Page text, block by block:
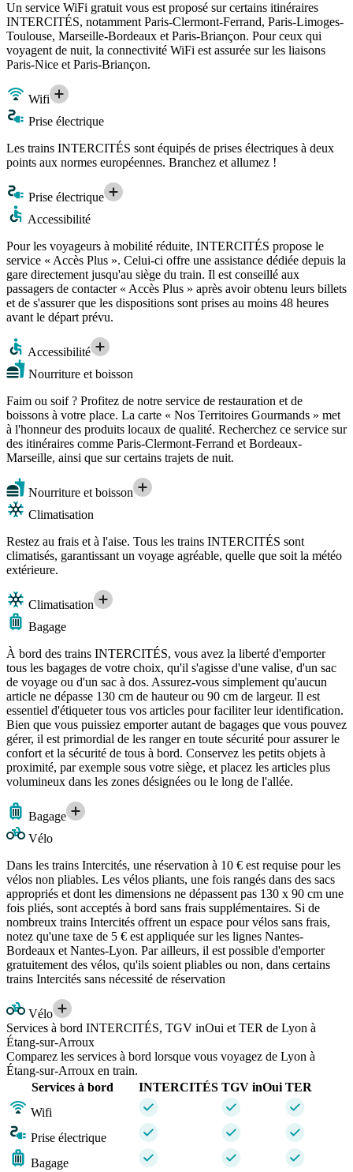
Un service WiFi gratuit vous est proposé sur certains itinéraires
INTERCITÉS, notamment Paris-Clermont-Ferrand, Paris-Limoges-
Toulouse, Marseille-Bordeaux et Paris-Briançon. Pour ceux qui
voyagent de nuit, la connectivité WiFi est assurée sur les liaisons
Paris-Nice et Paris-Briançon.
Wifi
Prise électrique
Les trains INTERCITÉS sont équipés de prises électriques à deux
points aux normes européennes. Branchez et allumez !
Prise électrique
Accessibilité
Pour les voyageurs à mobilité réduite, INTERCITÉS propose le
service « Accès Plus ». Celui-ci offre une assistance dédiée depuis la
gare directement jusqu'au siège du train. Il est conseillé aux
passagers de contacter « Accès Plus » après avoir obtenu leurs billets
et de s'assurer que les dispositions sont prises au moins 48 heures
avant le départ prévu.
Accessibilité
Nourriture et boisson
Faim ou soif ? Profitez de notre service de restauration et de
boissons à votre place. La carte « Nos Territoires Gourmands » met
à l'honneur des produits locaux de qualité. Recherchez ce service sur
des itinéraires comme Paris-Clermont-Ferrand et Bordeaux-
Marseille, ainsi que sur certains trajets de nuit.
Nourriture et boisson
Climatisation
Restez au frais et à l'aise. Tous les trains INTERCITÉS sont
climatisés, garantissant un voyage agréable, quelle que soit la météo
extérieure.
Climatisation
Bagage
À bord des trains INTERCITÉS, vous avez la liberté d'emporter
tous les bagages de votre choix, qu'il s'agisse d'une valise, d'un sac
de voyage ou d'un sac à dos. Assurez-vous simplement qu'aucun
article ne dépasse 130 cm de hauteur ou 90 cm de largeur. Il est
essentiel d'étiqueter tous vos articles pour faciliter leur identification.
Bien que vous puissiez emporter autant de bagages que vous pouvez
gérer, il est primordial de les ranger en toute sécurité pour assurer le
confort et la sécurité de tous à bord. Conservez les petits objets à
proximité, par exemple sous votre siège, et placez les articles plus
volumineux dans les zones désignées ou le long de l'allée.
Bagage
Vélo
Dans les trains Intercités, une réservation à 10 € est requise pour les
vélos non pliables. Les vélos pliants, une fois rangés dans des sacs
appropriés et dont les dimensions ne dépassent pas 130 x 90 cm une
fois pliés, sont acceptés à bord sans frais supplémentaires. Si de
nombreux trains Intercités offrent un espace pour vélos sans frais,
notez qu'une taxe de 5 € est appliquée sur les lignes Nantes-
Bordeaux et Nantes-Lyon. Par ailleurs, il est possible d'emporter
gratuitement des vélos, qu'ils soient pliables ou non, dans certains
trains Intercités sans nécessité de réservation
Vélo
Services à bord INTERCITÉS, TGV inOui et TER de Lyon à
Étang-sur-Arroux
Comparez les services à bord lorsque vous voyagez de Lyon à
Étang-sur-Arroux en train.
Services à bord
INTERCITÉS TGV inOui TER
Wifi
Prise électrique
Bagage